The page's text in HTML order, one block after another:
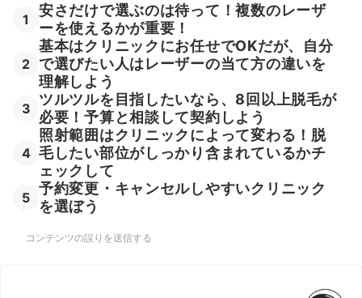
1
安さだけで選ぶのは待って！複数のレーザ
ーを使えるかが重要！
2
基本はクリニックにお任せでOKだが、自分
で選びたい人はレーザーの当て方の違いを
理解しよう
3
ツルツルを目指したいなら、8回以上脱毛が
必要！予算と相談して契約しよう
4
照射範囲はクリニックによって変わる！脱
毛したい部位がしっかり含まれているかチ
ェックして
5
予約変更・キャンセルしやすいクリニック
を選ぼう
コンテンツの誤りを送信する